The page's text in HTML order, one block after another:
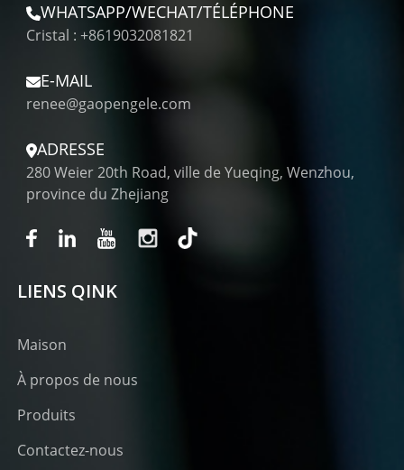
WHATSAPP/WECHAT/TÉLÉPHONE
Cristal : +8619032081821
E-MAIL
renee@gaopengele.com
ADRESSE
280 Weier 20th Road, ville de Yueqing, Wenzhou,
province du Zhejiang
LIENS QINK
Maison
À propos de nous
Produits
Contactez-nous